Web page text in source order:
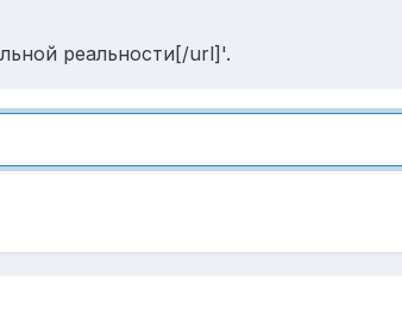
реальности[/url]'.